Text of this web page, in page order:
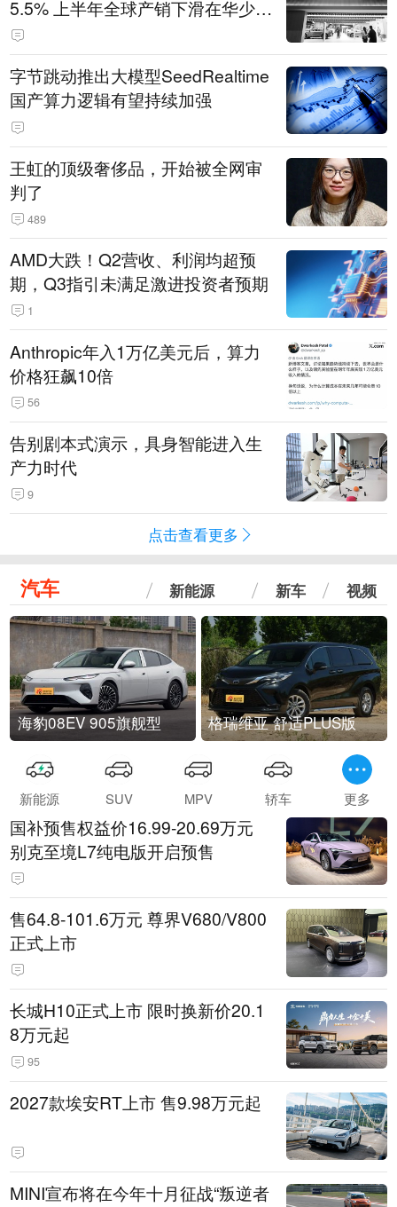
5.5% 上半年全球产销下滑在华少卖
14.3万辆
字节跳动推出大模型SeedRealtime
国产算力逻辑有望持续加强
王虹的顶级奢侈品，开始被全网审
判了
489
AMD大跌！Q2营收、利润均超预
期，Q3指引未满足激进投资者预期
1
Anthropic年入1万亿美元后，算力
价格狂飙10倍
56
告别剧本式演示，具身智能进入生
产力时代
9
点击查看更多
汽车 新能源 新车 视频
海豹08EV 905旗舰型 格瑞维亚 舒适PLUS版
新能源 SUV MPV 轿车 更多
国补预售权益价16.99-20.69万元
别克至境L7纯电版开启预售
售64.8-101.6万元 尊界V680/V800
正式上市
长城H10正式上市 限时换新价20.1
8万元起
95
2027款埃安RT上市 售9.98万元起
MINI宣布将在今年十月征战“叛逆者